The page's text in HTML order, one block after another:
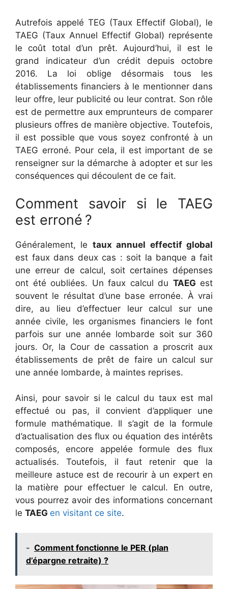
Autrefois appelé TEG (Taux Effectif Global), le
TAEG (Taux Annuel Effectif Global) représente
le coût total d’un prêt. Aujourd’hui, il est le
grand indicateur d’un crédit depuis octobre
2016. La loi oblige désormais tous les
établissements financiers à le mentionner dans
leur offre, leur publicité ou leur contrat. Son rôle
est de permettre aux emprunteurs de comparer
plusieurs offres de manière objective. Toutefois,
il est possible que vous soyez confronté à un
TAEG erroné. Pour cela, il est important de se
renseigner sur la démarche à adopter et sur les
conséquences qui découlent de ce fait.
Comment savoir si le TAEG
est erroné ?
Généralement, le taux annuel effectif global
est faux dans deux cas : soit la banque a fait
une erreur de calcul, soit certaines dépenses
ont été oubliées. Un faux calcul du TAEG est
souvent le résultat d’une base erronée. À vrai
dire, au lieu d’effectuer leur calcul sur une
année civile, les organismes financiers le font
parfois sur une année lombarde soit sur 360
jours. Or, la Cour de cassation a proscrit aux
établissements de prêt de faire un calcul sur
une année lombarde, à maintes reprises.
Ainsi, pour savoir si le calcul du taux est mal
effectué ou pas, il convient d’appliquer une
formule mathématique. Il s’agit de la formule
d’actualisation des flux ou équation des intérêts
composés, encore appelée formule des flux
actualisés. Toutefois, il faut retenir que la
meilleure astuce est de recourir à un expert en
la matière pour effectuer le calcul. En outre,
vous pourrez avoir des informations concernant
le TAEG en visitant ce site.
- Comment fonctionne le PER (plan
d’épargne retraite) ?